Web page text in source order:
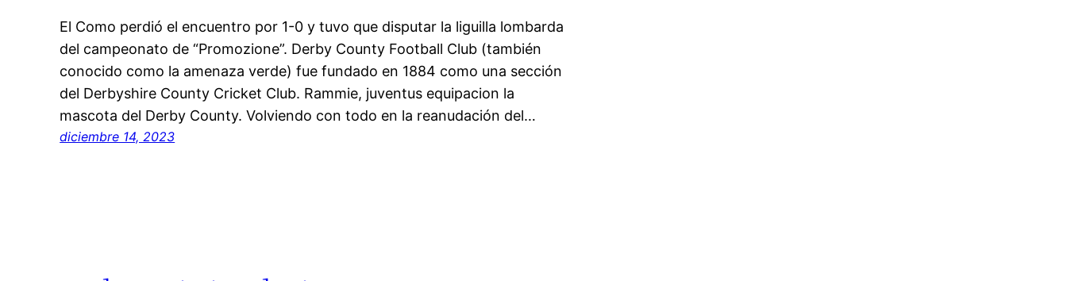
El Como perdió el encuentro por 1-0 y tuvo que disputar la liguilla lombarda
del campeonato de “Promozione”. Derby County Football Club (también
conocido como la amenaza verde) fue fundado en 1884 como una sección
del Derbyshire County Cricket Club. Rammie, juventus equipacion la
mascota del Derby County. Volviendo con todo en la reanudación del…
diciembre 14, 2023